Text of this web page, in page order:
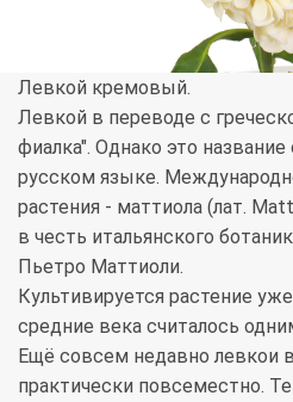
Левкой кремовый.
Левкой в переводе с
фиалка". Однако это
русском языке.
растения - маттиола (лат.
в честь итальянского
Пьетро Маттиоли.
Культивируется растение
средние века считалось
Ещё совсем недавно левкои
практически повсеместно.